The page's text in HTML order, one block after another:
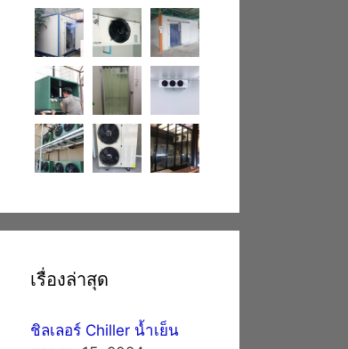
เรื่องล่าสุด
ชิลเลอร์ Chiller น้ำเย็น